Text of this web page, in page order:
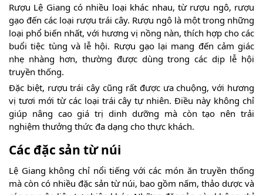
Rượu Lệ Giang có nhiều loại khác nhau, từ rượu ngô, rượu
gạo đến các loại rượu trái cây. Rượu ngô là một trong những
loại phổ biến nhất, với hương vị nồng nàn, thích hợp cho các
buổi tiệc tùng và lễ hội. Rượu gạo lại mang đến cảm giác
nhẹ nhàng hơn, thường được dùng trong các dịp lễ hội
truyền thống.
Đặc biệt, rượu trái cây cũng rất được ưa chuộng, với hương
vị tươi mới từ các loại trái cây tự nhiên. Điều này không chỉ
giúp nâng cao giá trị dinh dưỡng mà còn tạo nên trải
nghiệm thưởng thức đa dạng cho thực khách.
Các đặc sản từ núi
Lệ Giang không chỉ nổi tiếng với các món ăn truyền thống
mà còn có nhiều đặc sản từ núi, bao gồm nấm, thảo dược và